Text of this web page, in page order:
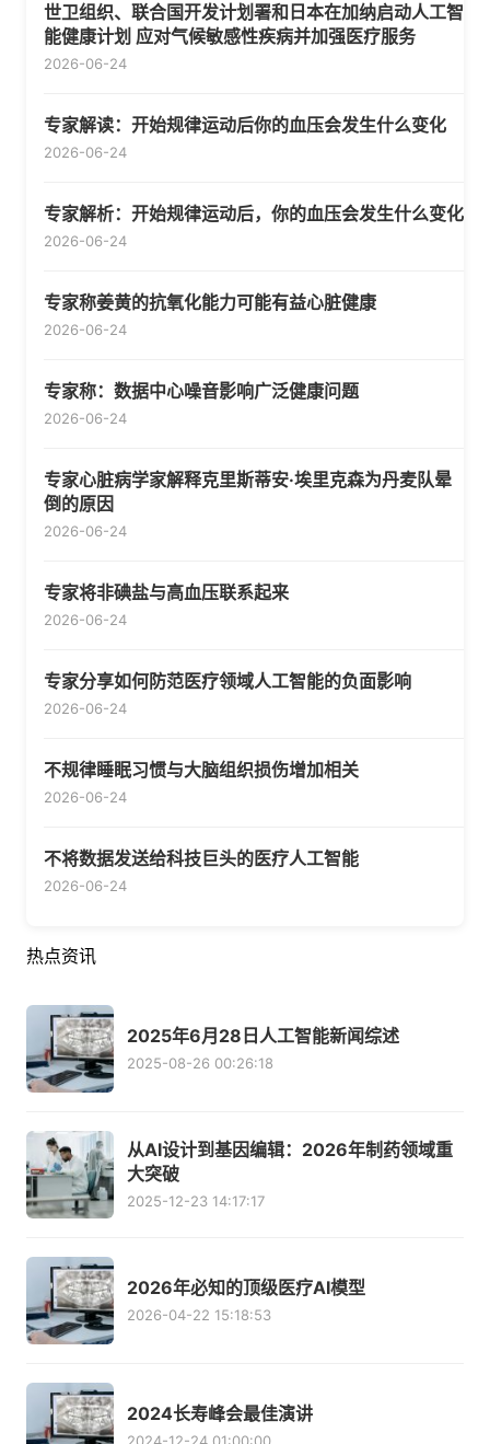
世卫组织、联合国开发计划署和日本在加纳启动人工智
能健康计划 应对气候敏感性疾病并加强医疗服务
2026-06-24
专家解读：开始规律运动后你的血压会发生什么变化
2026-06-24
专家解析：开始规律运动后，你的血压会发生什么变化
2026-06-24
专家称姜黄的抗氧化能力可能有益心脏健康
2026-06-24
专家称：数据中心噪音影响广泛健康问题
2026-06-24
专家心脏病学家解释克里斯蒂安·埃里克森为丹麦队晕
倒的原因
2026-06-24
专家将非碘盐与高血压联系起来
2026-06-24
专家分享如何防范医疗领域人工智能的负面影响
2026-06-24
不规律睡眠习惯与大脑组织损伤增加相关
2026-06-24
不将数据发送给科技巨头的医疗人工智能
2026-06-24
热点资讯
2025年6月28日人工智能新闻综述
2025-08-26 00:26:18
从AI设计到基因编辑：2026年制药领域重
大突破
2025-12-23 14:17:17
2026年必知的顶级医疗AI模型
2026-04-22 15:18:53
2024长寿峰会最佳演讲